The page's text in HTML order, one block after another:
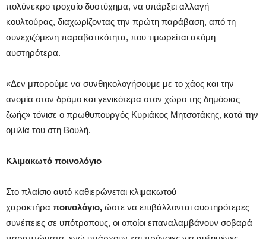
πολύνεκρο τροχαίο δυστύχημα, να υπάρξει αλλαγή
κουλτούρας, διαχωρίζοντας την πρώτη παράβαση, από τη
συνεχιζόμενη παραβατικότητα, που τιμωρείται ακόμη
αυστηρότερα.
«Δεν μπορούμε να συνθηκολογήσουμε με το χάος και την
ανομία στον δρόμο και γενικότερα στον χώρο της δημόσιας
ζωής» τόνισε ο πρωθυπουργός Κυριάκος Μητσοτάκης, κατά την
ομιλία του στη Βουλή.
Κλιμακωτό ποινολόγιο
Στο πλαίσιο αυτό καθιερώνεται κλιμακωτού
χαρακτήρα ποινολόγιο, ώστε να επιβάλλονται αυστηρότερες
συνέπειες σε υπότροπους, οι οποίοι επαναλαμβάνουν σοβαρά